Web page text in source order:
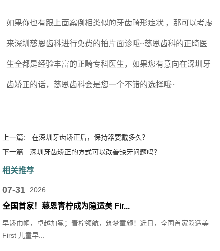
如果你也有跟上面案例相类似的牙齿畸形症状 ，那可以考虑
来深圳慈恩齿科进行免费的拍片面诊哦~慈恩齿科的正畸医
生全都是经验丰富的正畸专科医生，如果您有意向在深圳牙
齿矫正的话，慈恩齿科会是您一个不错的选择哦~
上一篇:
在深圳牙齿矫正后，保持器要戴多久？
下一篇:
深圳牙齿矫正的方式可以改善缺牙问题吗？
相关推荐
07-31 2026
全国首家！慈恩青柠成为隐适美 Fir...
早矫巾帼，卓越加冕；青柠领航，筑梦童颜！近日，全国首家隐适美
First 儿童早...